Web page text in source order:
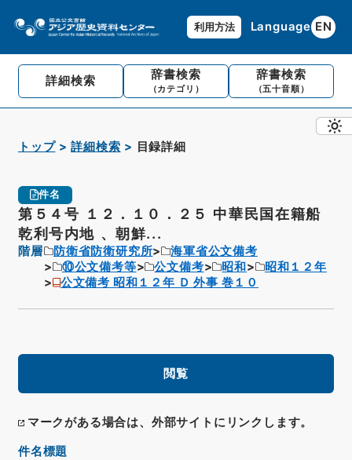
利用方法 Language EN
詳細検索 辞書検索
（カテゴリ）
辞書検索
（五十音順）
トップ 詳細検索 目録詳細
件名
第５４号 １２．１０．２５ 中華民国在籍船
乾利号内地 、朝鮮...
階層 防衛省防衛研究所
海軍省公文備考
⑩公文備考等
公文備考 昭和
昭和１２年
公文備考 昭和１２年 Ｄ 外事 巻１０
閲覧
マークがある場合は、外部サイトにリンクします。
件名標題